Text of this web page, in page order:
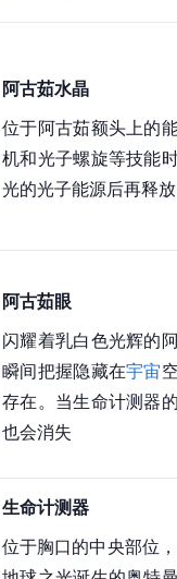
能力设定
身体能力[4]
位于阿古茹额头上的
机和光子螺旋等技能
光的光子能源后再释放
闪耀着乳白色光辉的
瞬间把握隐藏在宇宙